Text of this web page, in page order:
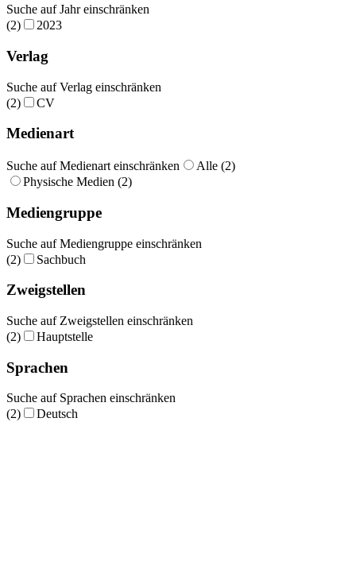
Suche auf Jahr einschränken
(2)
2023
Verlag
Suche auf Verlag einschränken
(2)
CV
Medienart
Suche auf Medienart einschränken
Alle (2)
Physische Medien (2)
Mediengruppe
Suche auf Mediengruppe einschränken
(2)
Sachbuch
Zweigstellen
Suche auf Zweigstellen einschränken
(2)
Hauptstelle
Sprachen
Suche auf Sprachen einschränken
(2)
Deutsch